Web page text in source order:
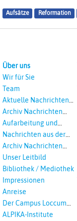
Aufsätze Reformation
Über uns
Wir für Sie
Team
Aktuelle Nachrichten
aus dem RPI
Archiv Nachrichten
aus dem RPI ab 2018
Aufarbeitung und
Prävention
Landeskirche und EKD
Nachrichten aus der
Landeskirche
Archiv Nachrichten
aus der Landeskirche
Unser Leitbild
Bibliothek / Mediothek
Impressionen
Anreise
Der Campus Loccum
und Loccumer
ALPIKA-Institute